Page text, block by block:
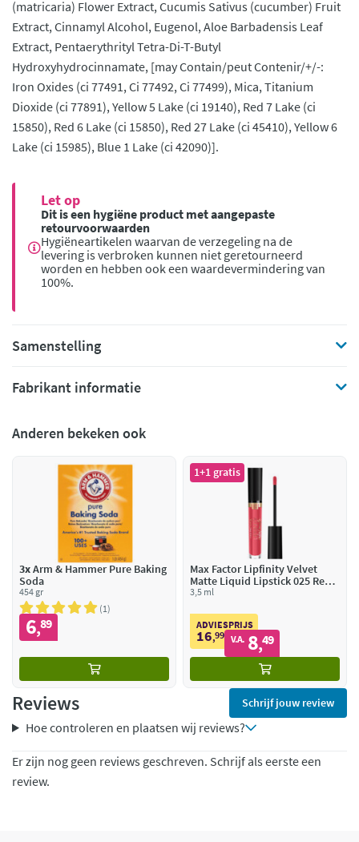
(matricaria) Flower Extract, Cucumis Sativus (cucumber) Fruit
Extract, Cinnamyl Alcohol, Eugenol, Aloe Barbadensis Leaf
Extract, Pentaerythrityl Tetra-Di-T-Butyl
Hydroxyhydrocinnamate, [may Contain/peut Contenir/+/-:
Iron Oxides (ci 77491, Ci 77492, Ci 77499), Mica, Titanium
Dioxide (ci 77891), Yellow 5 Lake (ci 19140), Red 7 Lake (ci
15850), Red 6 Lake (ci 15850), Red 27 Lake (ci 45410), Yellow 6
Lake (ci 15985), Blue 1 Lake (ci 42090)].
Let op
Dit is een hygiëne product met aangepaste
retourvoorwaarden
Hygiëneartikelen waarvan de verzegeling na de
levering is verbroken kunnen niet geretourneerd
worden en hebben ook een waardevermindering van
100%.
Samenstelling
Fabrikant informatie
Anderen bekeken ook
3xArm & Hammer Pure Baking
Soda
454 gr
1
6,89
1+1 gratis
Max Factor Lipfinity Velvet
Matte Liquid Lipstick 025 Red
Luxury
3,5 ml
ADVIESPRIJS
16,99 V.A. 8,49
Reviews Schrijf jouw review
Hoe controleren en plaatsen wij reviews?
Er zijn nog geen reviews geschreven. Schrijf als eerste een
review.